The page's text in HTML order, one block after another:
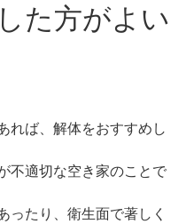
た方がよい
れば、解体をおすすめし
不適切な空き家のことで
ったり、衛生面で著しく